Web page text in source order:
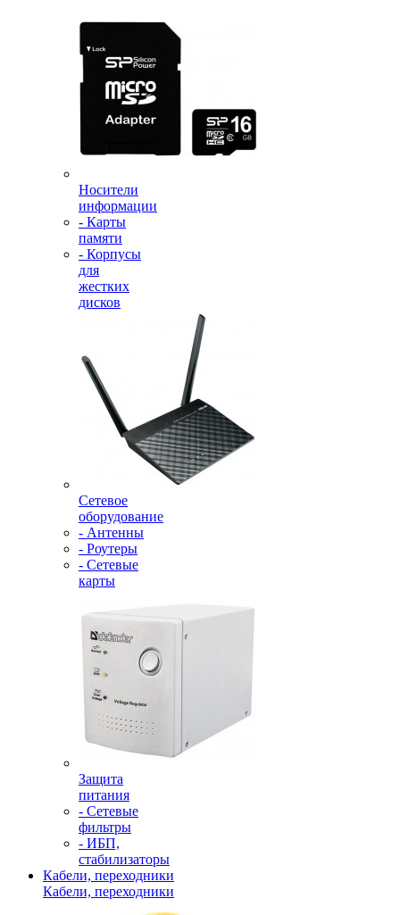
Носители
информации
- Карты
памяти
- Корпусы
для
жестких
дисков
Сетевое
оборудование
- Антенны
- Роутеры
- Сетевые
карты
Защита
питания
- Сетевые
фильтры
- ИБП,
стабилизаторы
Кабели, переходники
Кабели, переходники